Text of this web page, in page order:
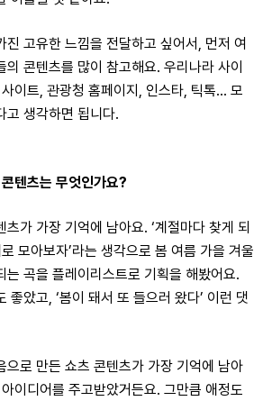
진 고유한 느낌을 전달하고 싶어서, 먼저 여
콘텐츠를 많이 참고해요. 우리나라 사이
이트, 관광청 홈페이지, 인스타, 틱톡… 모
고 생각하면 됩니다.
텐츠는 무엇인가요?
츠가 가장 기억에 남아요. ‘계절마다 찾게 되
모아보자’라는 생각으로 봄 여름 가을 겨울
는 곡을 플레이리스트로 기획을 해봤어요.
좋았고, ‘봄이 돼서 또 들으러 왔다’ 이런 댓
으로 만든 쇼츠 콘텐츠가 가장 기억에 남아
이디어를 주고받았거든요. 그만큼 애정도